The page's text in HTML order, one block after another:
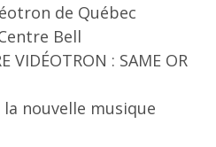
de Québec
Bell
VIDÉOTRON : SAME OR
nouvelle musique